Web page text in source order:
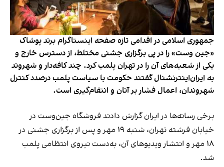
جمهوری اسلامی در اقدامی تازه صفحه اینستاگرام برند پوشاک
«جین وست» را در پی برگزاری جشنی مختلط، از دسترس خارج و
یکی از شعبه‌های آن را در تهران پلمب کرد. چند کافه‌‌دار و شهروند
به ایران‌اینترنشنال گفتند حکومت با سیاست پلمب درصدد کنترل
شهروندان، اعمال فشار بر آنان و انتقام‌گیری است.
برخی رسانه‌ها در ایران گزارش دادند فروشگاه جین‌وست در
خیابان فرشته تهران، شنبه ۱۹ مهر و پس از برگزاری جشنی در
۱۸ مهر و انتشار ویدیوهای آن، به‌دست نیروی انتظامی پلمب
شد.